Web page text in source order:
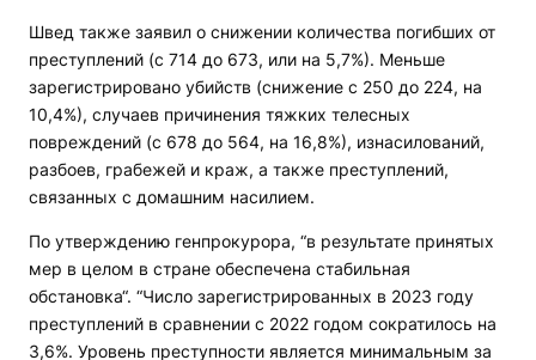
Швед также заявил о снижении количества погибших от
преступлений (с 714 до 673, или на 5,7%). Меньше
зарегистрировано убийств (снижение с 250 до 224, на
10,4%), случаев причинения тяжких телесных
повреждений (с 678 до 564, на 16,8%), изнасилований,
разбоев, грабежей и краж, а также преступлений,
связанных с домашним насилием.
По утверждению генпрокурора, “в результате принятых
мер в целом в стране обеспечена стабильная
обстановка“. “Число зарегистрированных в 2023 году
преступлений в сравнении с 2022 годом сократилось на
3,6%. Уровень преступности является минимальным за